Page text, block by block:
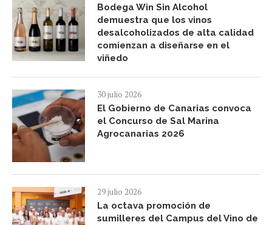
Bodega Win Sin Alcohol
demuestra que los vinos
desalcoholizados de alta calidad
comienzan a diseñarse en el
viñedo
30 julio 2026
El Gobierno de Canarias convoca
el Concurso de Sal Marina
Agrocanarias 2026
29 julio 2026
La octava promoción de
sumilleres del Campus del Vino de